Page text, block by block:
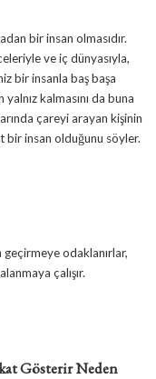
bir insan olmasıdır.
ve iç dünyasıyla,
bir insanla baş başa
kalmasını da buna
çareyi arayan kişinin
insan olduğunu söyler.
geçirmeye odaklanırlar,
çalışır.
Gösterir Neden